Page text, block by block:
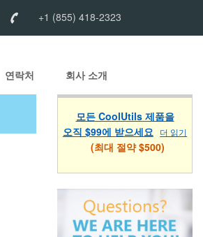
+1 (855) 418-2323
연락처 회사 소개
모든 CoolUtils 제품을
오직 $99에 받으세요
더 읽기
(최대 절약 $500)